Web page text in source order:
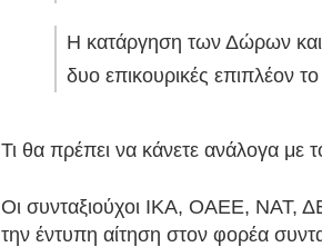
Η κατάργηση των Δώρων και
δυο επικουρικές επιπλέον
Τι θα πρέπει να κάνετε ανάλογα με
Οι συνταξιούχοι ΙΚΑ, ΟΑΕΕ, ΝΑΤ,
την έντυπη αίτηση στον φορέα